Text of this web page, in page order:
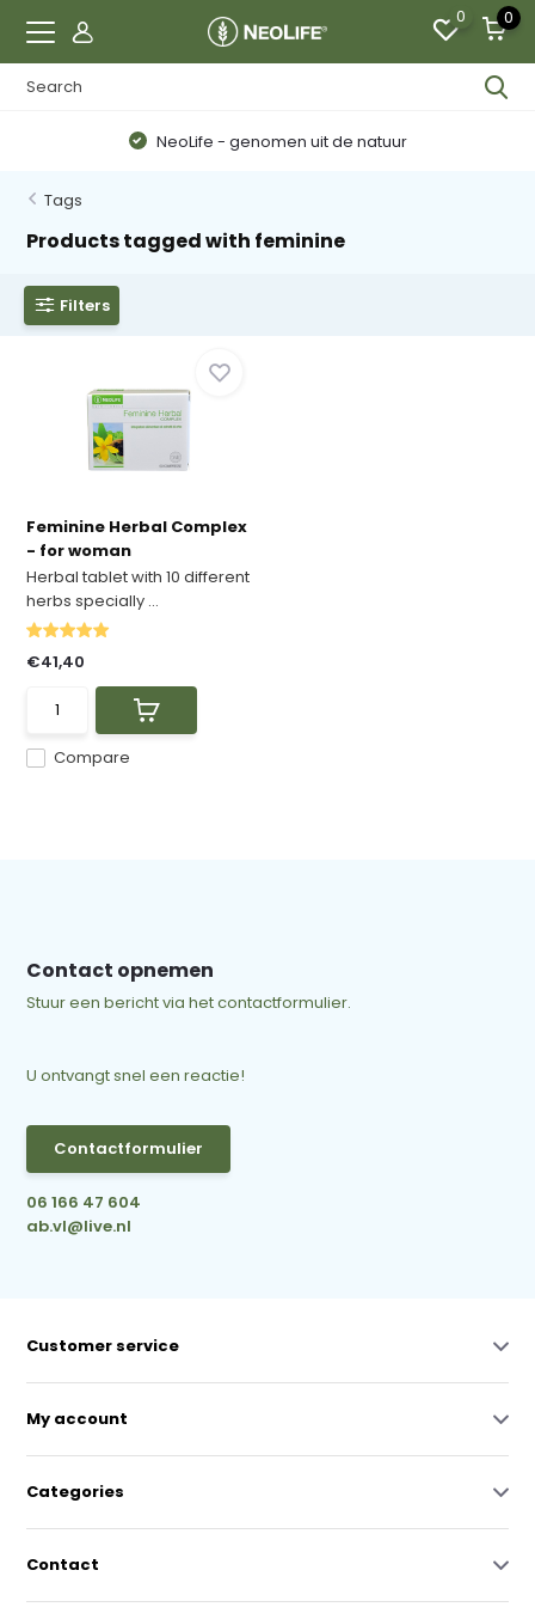
0 0
NeoLife - genomen uit de natuur
Tags
Products tagged with feminine
Filters
Feminine Herbal Complex
- for woman
Herbal tablet with 10 different
herbs specially ...
Compare
€41,40
Contact opnemen
Stuur een bericht via het contactformulier.
U ontvangt snel een reactie!
Contactformulier
06 166 47 604
ab.vl@live.nl
Customer service
My account
Categories
Contact